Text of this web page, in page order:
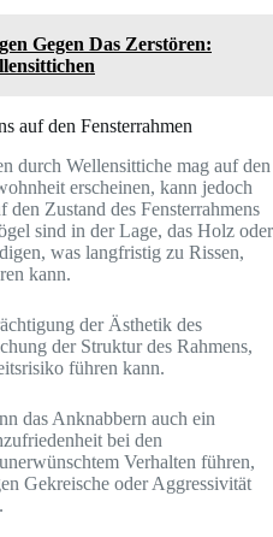
Gegen Das Zerstören:
auf den Fensterrahmen
durch Wellensittiche mag auf den
erscheinen, kann jedoch
Zustand des Fensterrahmens
sind in der Lage, das Holz oder
was langfristig zu Rissen,
kann.
der Ästhetik des
der Struktur des Rahmens,
führen kann.
das Anknabbern auch ein
bei den
Verhalten führen,
Gekreische oder Aggressivität